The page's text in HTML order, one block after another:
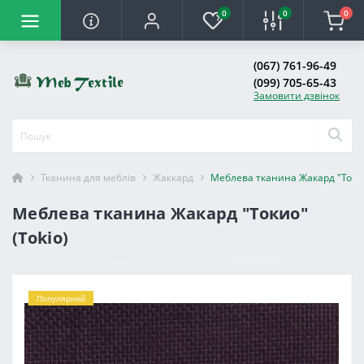
0 0 0
(067) 761-96-49
(099) 705-65-43
Замовити дзвінок
Тканина для меблів Жаккард Меблева тканина Жакард
Меблева тканина Жакард "Токио"
(Tokio)
Популярний